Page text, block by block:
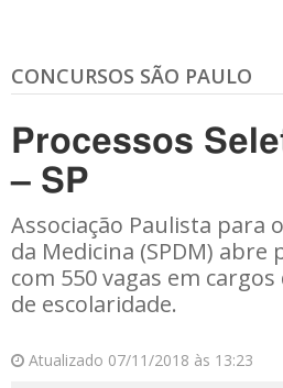
CONCURSOS SÃO PAULO
Processos
– SP
Associação Paulista para
da Medicina (SPDM) abre
com 550 vagas em
de escolaridade.
Atualizado 07/11/2018 às 13:23